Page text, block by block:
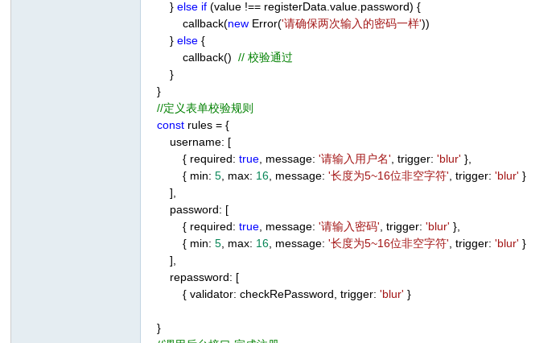
}else if (value !== registerData.value.password) {
callback(new Error('请确保两次输入的密码一样'))
}else {
callback()// 校验通过
}
}
//定义表单校验规则
const rules = {
username: [
{ required:true , message:'请输入用户名' , trigger:'blur' },
{ min:5 , max: 16 , message:'长度为5~16位非空字符' , trigger:'blur' }
],
password: [
{ required:true , message:'请输入密码' , trigger:'blur' },
{ min:5 , max: 16 , message:'长度为5~16位非空字符' , trigger:'blur' }
],
repassword: [
{ validator: checkRePassword, trigger:'blur' }
}